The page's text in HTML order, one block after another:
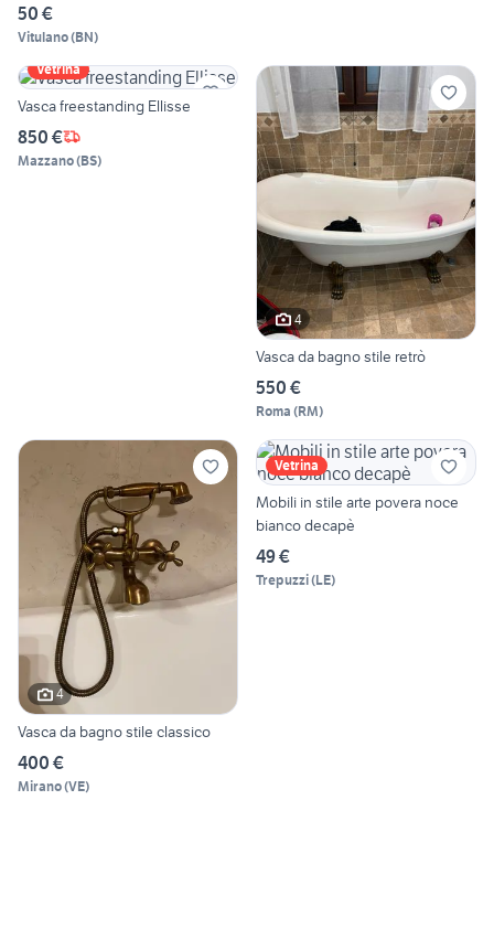
50 €
Vitulano(BN)
Vetrina
Vasca freestanding Ellisse
850 €
Mazzano(BS)
4
Vasca da bagno stile retrò
550 €
Roma (RM)
4
Vasca da bagno stile classico
400 €
Mirano(VE)
Vetrina
Mobili in stile arte povera noce
bianco decapè
49 €
Trepuzzi(LE)